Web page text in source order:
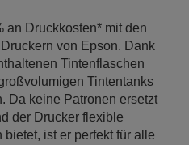
an Druckkosten* mit den
von Epson. Dank
Tintenflaschen
Tintentanks
Da keine Patronen ersetzt
der Drucker flexible
ist er perfekt für alle